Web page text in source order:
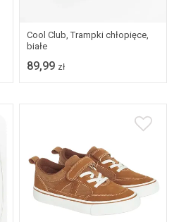
Cool Club, Trampki chłopięce,
białe
89,99 zł